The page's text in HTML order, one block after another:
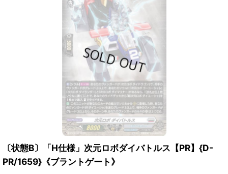
〔状態B〕「H仕様」次元ロボダイバトルス【PR】{D-
PR/1659}《ブラントゲート》